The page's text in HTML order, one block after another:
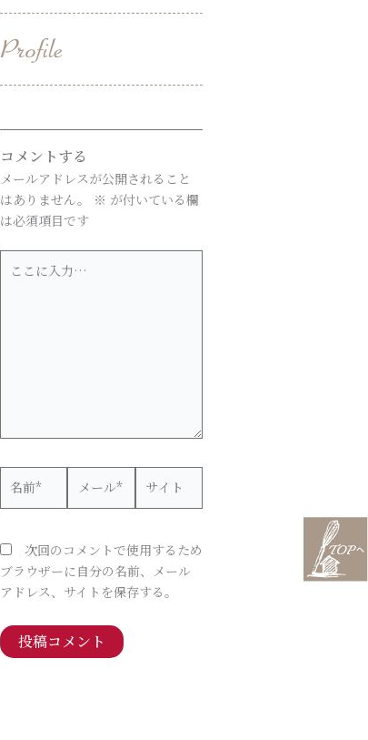
ブ
コメントする
メールアドレスが公開されること
はありません。
※ が付いている欄
は必須項目です
前
次回のコメントで使用するため
ブラウザーに自分の名前、メール
アドレス、サイトを保存する。